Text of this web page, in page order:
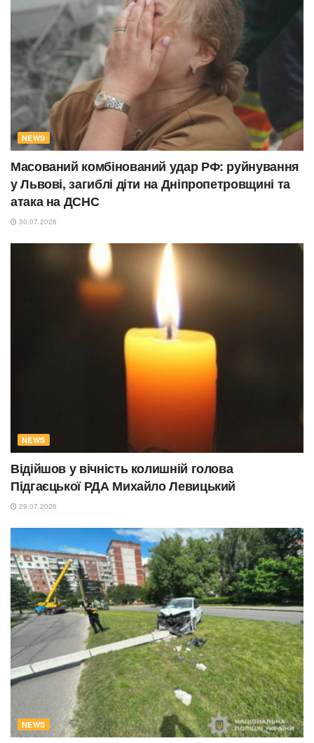
NEWS
Масований комбінований удар РФ: руйнування
у Львові, загиблі діти на Дніпропетровщині та
атака на ДСНС
30.07.2026
NEWS
Відійшов у вічність колишній голова
Підгаєцької РДА Михайло Левицький
29.07.2026
NEWS